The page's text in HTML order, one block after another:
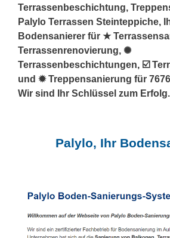
Terrassenbeschichtung,
Palylo Terrassen Steinteppiche,
Bodensanierer für ★
Terrassenrenovierung, ✺
Terrassenbeschichtungen, ☑️
und ✹ Treppensanierung für
Wir sind Ihr Schlüssel zum Erfolg.
Palylo, Ihr